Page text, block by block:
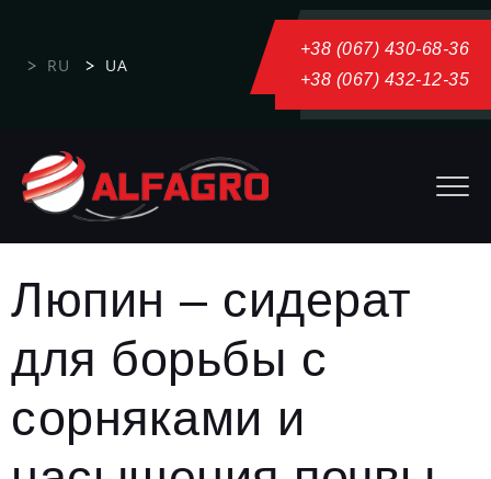
RU UA
+38 (067) 430-68-36
+38 (067) 432-12-35
Люпин – сидерат
для борьбы с
сорняками и